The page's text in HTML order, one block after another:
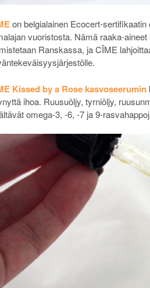
on belgialainen Ecocert-
vuoristosta. Nämä raaka-
Ranskassa, ja CÎME
Kissed by a Rose kasvoseerumin
ihoa. Ruusuöljy, tyrniöljy,
omega-3, -6, -7 ja 9-